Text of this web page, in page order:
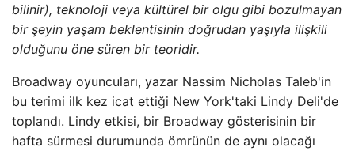
bilinir), teknoloji veya kültürel bir olgu gibi bozulmayan
bir şeyin yaşam beklentisinin doğrudan yaşıyla ilişkili
olduğunu öne süren bir teoridir.
Broadway oyuncuları, yazar Nassim Nicholas Taleb'in
bu terimi ilk kez icat ettiği New York'taki Lindy Deli'de
toplandı. Lindy etkisi, bir Broadway gösterisinin bir
hafta sürmesi durumunda ömrünün de aynı olacağı